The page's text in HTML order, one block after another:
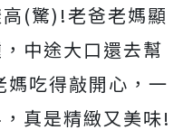
(驚)!老爸老媽顯
中途大口還去幫
媽吃得敲開心，一
真是精緻又美味!